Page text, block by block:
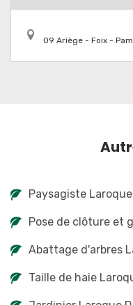
09 Ariège - Foix -
Paysagiste
Pose de clôture et
Abattage d'arbres
Taille de haie